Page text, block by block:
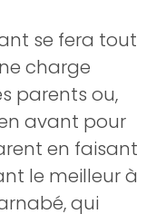
se fera tout
charge
parents ou,
avant pour
en faisant
le meilleur à
qui